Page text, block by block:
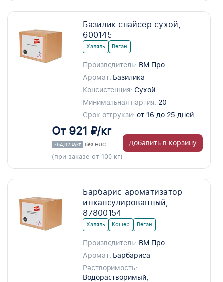
Базилик спайсер сухой,
600145
Халяль Веган
Производитель: ВМ Про
Аромат: Базилика
Консистенция: Сухой
Минимальная партия: 20
Срок отгрукзи: от 16 до 25 дней
От 921 ₽/кг
754,92 ₽/кг без НДС
(при заказе от 100 кг)
Добавить в корзину
Барбарис ароматизатор
инкапсулированный,
87800154
Халяль Кошер Веган
Производитель: ВМ Про
Аромат: Барбариса
Растворимость:
Водорастворимый,